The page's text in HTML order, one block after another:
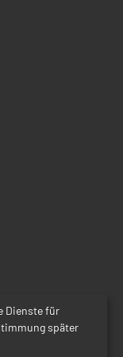
Dienste für
später